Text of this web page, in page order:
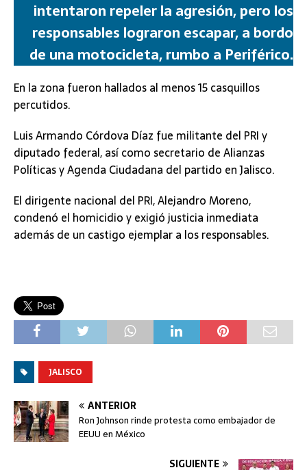
intentaron repeler la agresión, pero los
responsables lograron escapar, a bordo
de una motocicleta, rumbo a Periférico.
En la zona fueron hallados al menos 15 casquillos
percutidos.
Luis Armando Córdova Díaz fue militante del PRI y
diputado federal, así como secretario de Alianzas
Políticas y Agenda Ciudadana del partido en Jalisco.
El dirigente nacional del PRI, Alejandro Moreno,
condenó el homicidio y exigió justicia inmediata
además de un castigo ejemplar a los responsables.
JALISCO
ANTERIOR
Ron Johnson rinde protesta como embajador de
EEUU en México
SIGUIENTE